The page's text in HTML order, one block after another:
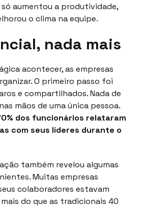
aumentou a produtividade,
o clima na equipe.
nada mais
acontecer, as empresas
O primeiro passo foi
e compartilhados. Nada de
mãos de uma única pessoa.
dos funcionários relataram
com seus líderes durante o
também revelou algumas
Muitas empresas
colaboradores estavam
do que as tradicionais 40